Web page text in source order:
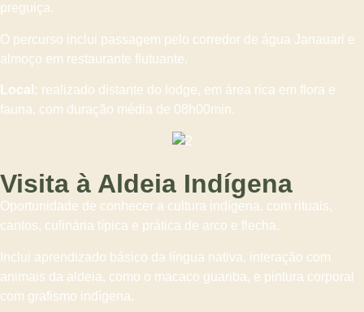
preguiça.
O percurso inclui passagem pelo corredor de água Janauari e
almoço em restaurante flutuante.
Local: realizado distante do lodge, em área rica em flora e
fauna, com duração média de 08h00min.
Visita à Aldeia Indígena
Oportunidade de conhecer a cultura indígena, com rituais,
cantos, culinária típica e prática de arco e flecha.
Inclui aprendizado básico da língua nativa, interação com
animais da aldeia, como o macaco guariba, e pintura corporal
com grafismo indígena.